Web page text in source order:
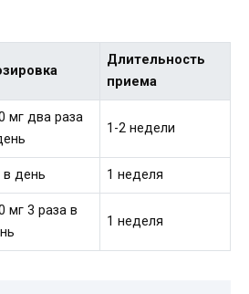
Длительность
приема
мг два раза
1-2 недели
в день 1 неделя
мг 3 раза в
1 неделя